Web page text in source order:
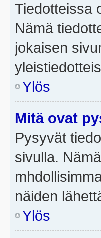
Tiedotteissa
Nämä
jokaisen
Ylös
Mitä ovat
Pysyvät
sivulla.
näiden
Ylös